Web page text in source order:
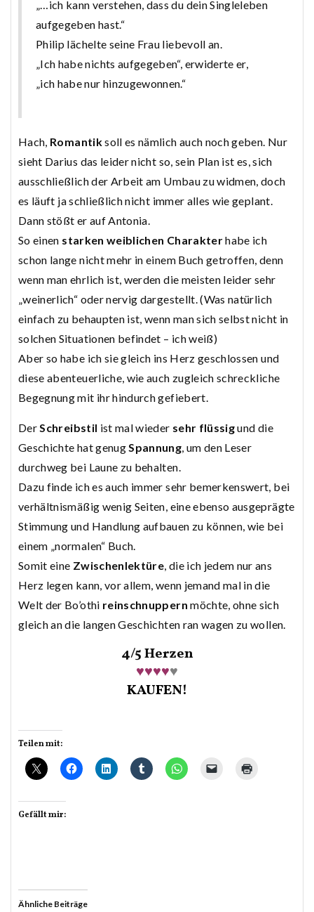
„…ich kann verstehen, dass du dein Singleleben
aufgegeben hast.“
Philip lächelte seine Frau liebevoll an.
„Ich habe nichts aufgegeben“, erwiderte er,
„ich habe nur hinzugewonnen.“
Hach, Romantiksoll es nämlich auch noch geben. Nur
sieht Darius das leider nicht so, sein Plan ist es, sich
ausschließlich der Arbeit am Umbau zu widmen, doch
es läuft ja schließlich nicht immer alles wie geplant.
Dann stößt er auf Antonia.
So einen starken weiblichen Charakterhabe ich
schon lange nicht mehr in einem Buch getroffen, denn
wenn man ehrlich ist, werden die meisten leider sehr
„weinerlich“ oder nervig dargestellt. (Was natürlich
einfach zu behaupten ist, wenn man sich selbst nicht in
solchen Situationen befindet – ich weiß)
Aber so habe ich sie gleich ins Herz geschlossen und
diese abenteuerliche, wie auch zugleich schreckliche
Begegnung mit ihr hindurch gefiebert.
DerSchreibstil ist mal wieder sehr flüssigund die
Geschichte hat genugSpannung, um den Leser
durchweg bei Laune zu behalten.
Dazu finde ich es auch immer sehr bemerkenswert, bei
verhältnismäßig wenig Seiten, eine ebenso ausgeprägte
Stimmung und Handlung aufbauen zu können, wie bei
einem „normalen“ Buch.
Somit eine Zwischenlektüre, die ich jedem nur ans
Herz legen kann, vor allem, wenn jemand mal in die
Welt der Bo’othi reinschnuppern möchte, ohne sich
gleich an die langen Geschichten ran wagen zu wollen.
4/5 Herzen
♥♥♥♥♥
KAUFEN!
Teilen mit:
Gefällt mir:
Ähnliche Beiträge